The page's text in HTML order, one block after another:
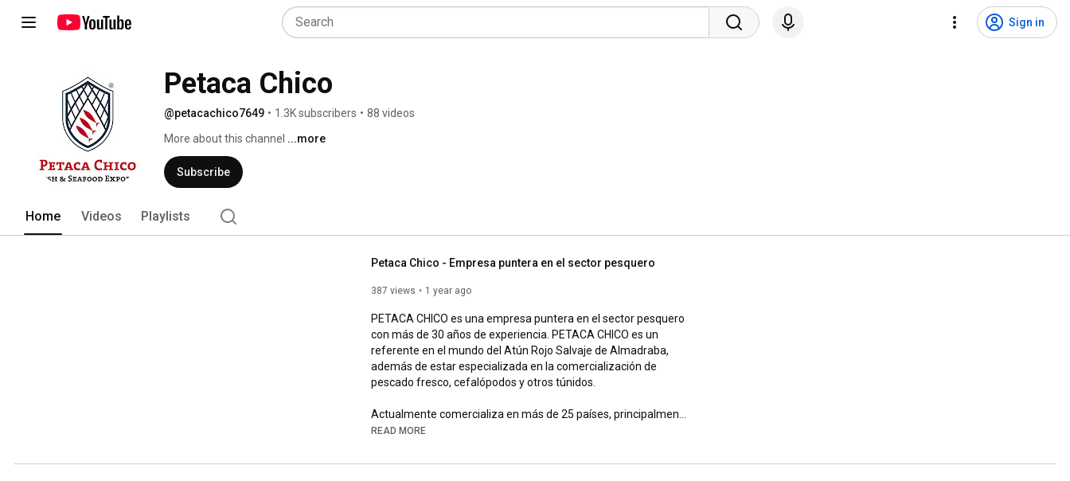
Sign in
Petaca Chico
@petacachico7649 • 1.3K subscribers • 88 videos
More about this channel ...more
Subscribe
Home Videos Playlists
Petaca Chico - Empresa puntera en el sector pesquero
387 views 1 year ago
PETACA CHICO es una empresa puntera en el sector pesquero
con más de 30 años de experiencia. PETACA CHICO es un
referente en el mundo del Atún Rojo Salvaje de Almadraba,
además de estar especializada en la comercialización de
pescado fresco, cefalópodos y otros túnidos.
Actualmente comercializa en más de 25 países, principalmente
a través de grandes superficies y cuenta con 3 plantas de
cámaras frigoríficas de -25º y -60º distribuidas en las
READ MORE